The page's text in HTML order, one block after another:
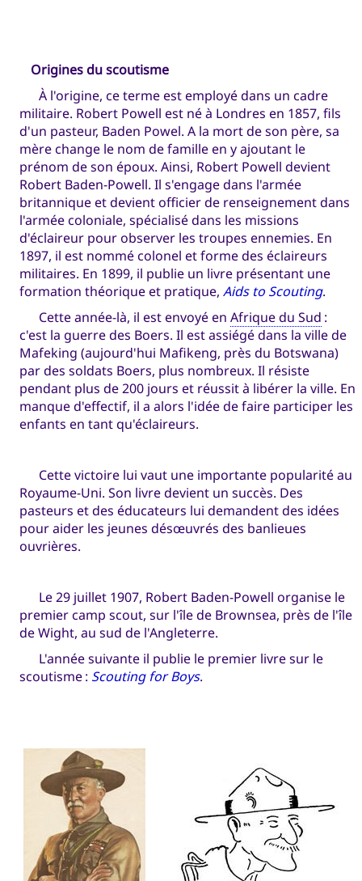
Origines du scoutisme
À l'origine, ce terme est employé dans un cadre
militaire. Robert Powell est né à Londres en 1857, fils
d'un pasteur, Baden Powel. A la mort de son père, sa
mère change le nom de famille en y ajoutant le
prénom de son époux. Ainsi, Robert Powell devient
Robert Baden-Powell. Il s'engage dans l'armée
britannique et devient officier de renseignement dans
l'armée coloniale, spécialisé dans les missions
d'éclaireur pour observer les troupes ennemies. En
1897, il est nommé colonel et forme des éclaireurs
militaires. En 1899, il publie un livre présentant une
formation théorique et pratique, Aids to Scouting.
Cette année-là, il est envoyé en Afrique du Sud :
c'est la guerre des Boers. Il est assiégé dans la ville de
Mafeking (aujourd'hui Mafikeng, près du Botswana)
par des soldats Boers, plus nombreux. Il résiste
pendant plus de 200 jours et réussit à libérer la ville. En
manque d'effectif, il a alors l'idée de faire participer les
enfants en tant qu'éclaireurs.
Cette victoire lui vaut une importante popularité au
Royaume-Uni. Son livre devient un succès. Des
pasteurs et des éducateurs lui demandent des idées
pour aider les jeunes désœuvrés des banlieues
ouvrières.
Le 29 juillet 1907, Robert Baden-Powell organise le
premier camp scout, sur l'île de Brownsea, près de l'île
de Wight, au sud de l'Angleterre.
L'année suivante il publie le premier livre sur le
scoutisme : Scouting for Boys.